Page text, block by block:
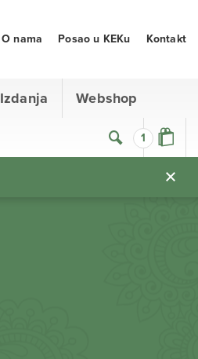
1
Izdanja Webshop
O nama Posao u KEKu Kontakt